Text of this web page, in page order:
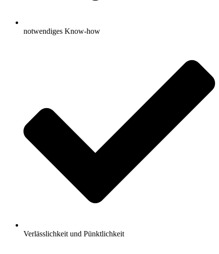
notwendiges Know-how
Verlässlichkeit und Pünktlichkeit